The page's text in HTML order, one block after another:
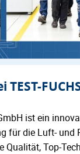
ist ein
für die Luft-
Top-